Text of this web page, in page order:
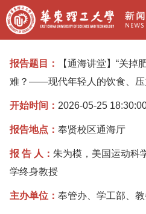
报告题目：
【通海讲堂】“关掉
难？——现代年轻人的饮食、压
开始时间： 2026-05-25
报告地点： 奉贤校区通海厅
报 告 人： 朱为模，美国运动科
学终身教授
主办单位： 奉管办、学工部、